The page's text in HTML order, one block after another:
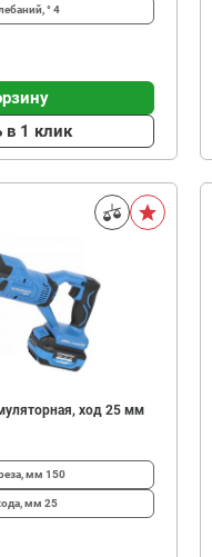
°4
в 1 клик
ход 25 мм
мм 150
мм 25